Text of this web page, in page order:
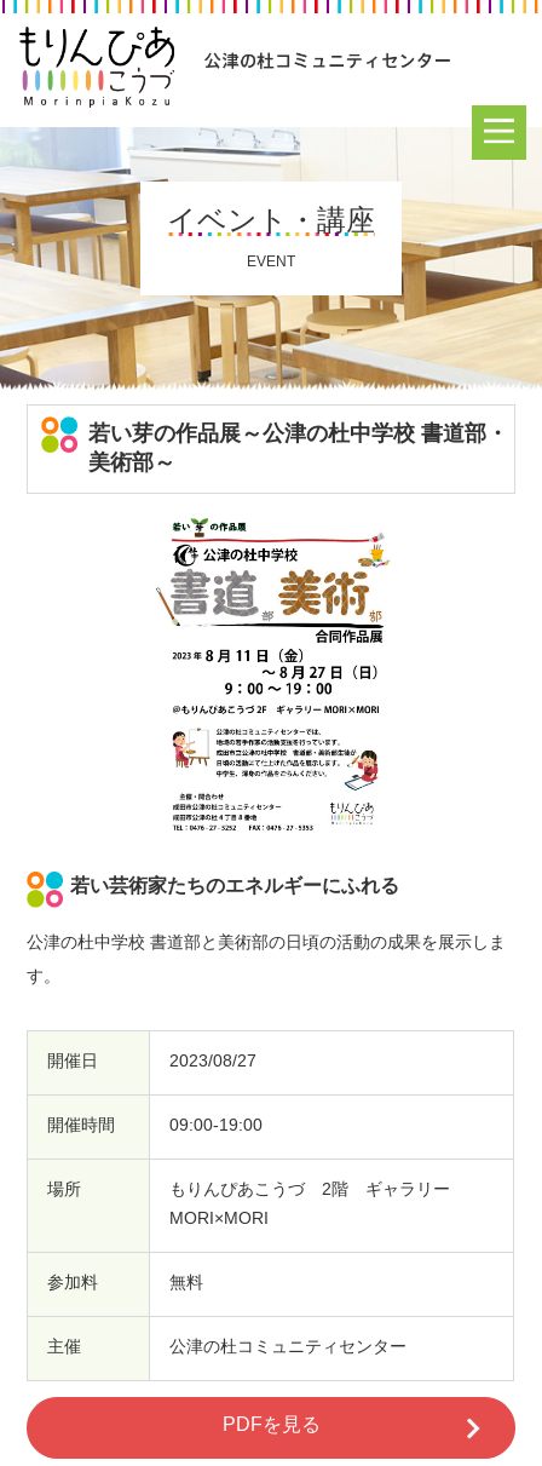
イベント・講座
EVENT
若い芽の作品展～公津の杜中学校 書道部・
美術部～
若い芸術家たちのエネルギーにふれる
公津の杜中学校 書道部と美術部の日頃の活動の成果を展示しま
す。
開催日 2023/08/27
開催時間 09:00-19:00
場所
もりんぴあこうづ 2階 ギャラリー
MORI×MORI
参加料 無料
主催 公津の杜コミュニティセンター
PDFを見る